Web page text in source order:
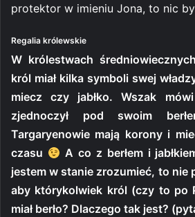
protektor w imieniu Jona, to nic by
Regalia królewskie
W królestwach
król miał kilka symboli swej
miecz czy jabłko. Wszak
zjednoczył pod swoim
Targaryenowie mają korony i
czasu
A co z berłem i
jestem w stanie zrozumieć, to nie
aby którykolwiek król (czy to po
miał berło? Dlaczego tak jest?